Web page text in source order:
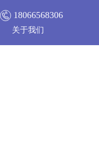
18066568306
关于我们